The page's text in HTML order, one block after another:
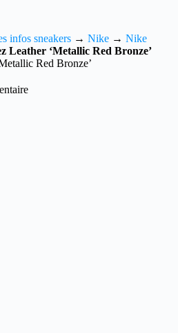
infos sneakers → Nike → Nike
Leather ‘Metallic Red Bronze’
Red Bronze’